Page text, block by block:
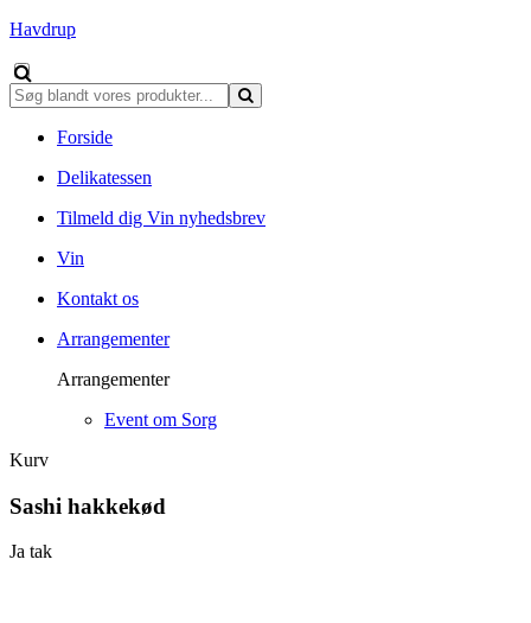
Havdrup
Forside
Delikatessen
Tilmeld dig Vin nyhedsbrev
Vin
Kontakt os
Arrangementer
Arrangementer
Event om Sorg
Kurv
Sashi hakkekød
Ja tak